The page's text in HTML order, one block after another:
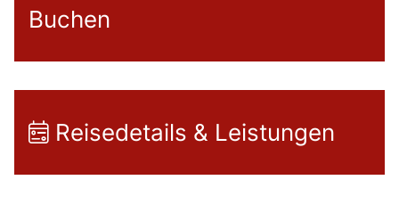
Buchen
Reisedetails & Leistungen